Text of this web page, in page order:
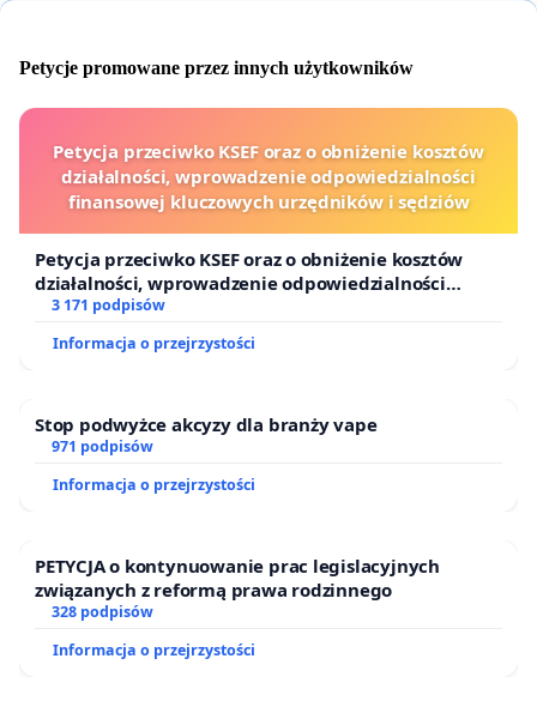
Petycje promowane przez innych użytkowników
Petycja przeciwko KSEF oraz o obniżenie kosztów
działalności, wprowadzenie odpowiedzialności
finansowej kluczowych urzędników i sędziów
Petycja przeciwko KSEF oraz o obniżenie kosztów
działalności, wprowadzenie odpowiedzialności
finansowej kluczowych urzędników i sędziów
3 171 podpisów
Informacja o przejrzystości
Stop podwyżce akcyzy dla branży vape
971 podpisów
Informacja o przejrzystości
PETYCJA o kontynuowanie prac legislacyjnych
związanych z reformą prawa rodzinnego
328 podpisów
Informacja o przejrzystości